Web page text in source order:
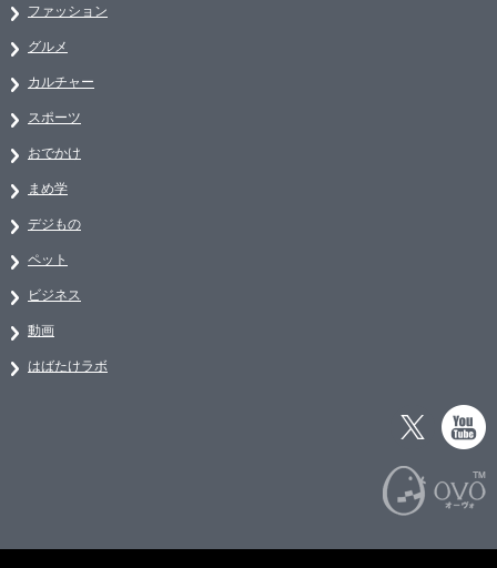
ファッション
グルメ
カルチャー
スポーツ
おでかけ
まめ学
デジもの
ペット
ビジネス
動画
はばたけラボ